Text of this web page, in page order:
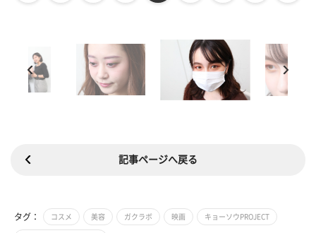
記事ページへ戻る
タグ： コスメ 美容 ガクラボ 映画 キョーソウPROJECT